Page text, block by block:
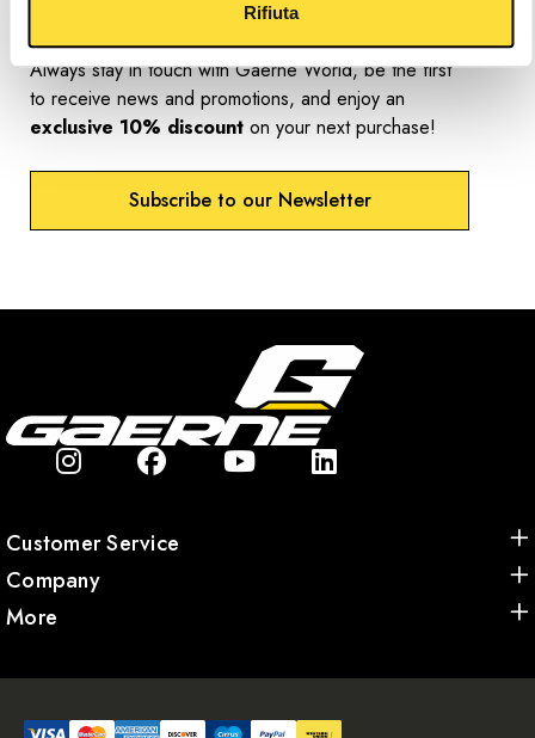
Rifiuta
Always stay in touch with Gaerne World, be the first
to receive news and promotions, and enjoy an
exclusive 10% discount on your next purchase!
Subscribe to our Newsletter
Customer Service
Company
More